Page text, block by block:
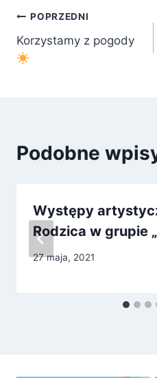
Nawigacja
wpisu
POPRZEDNI
Korzystamy z pogody
Podobne
Występy
Rodzica w grupie
27 maja, 2021